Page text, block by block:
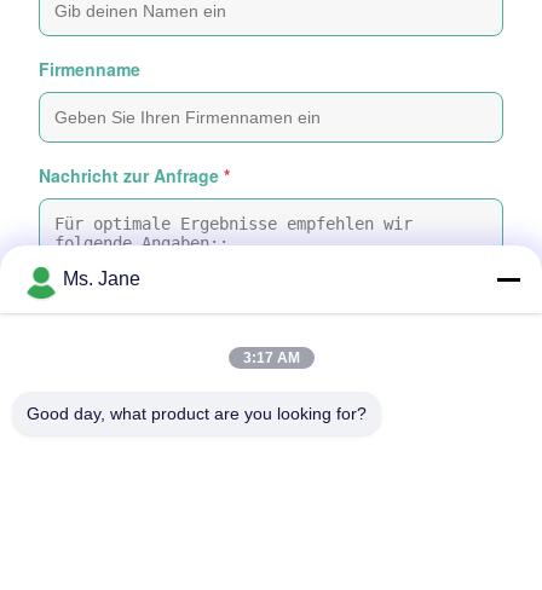
Firmenname
Nachricht zur Anfrage *
Wählen Sie Dateien aus
Ms. Jane
3:17 AM
Good day, what product are you looking for?